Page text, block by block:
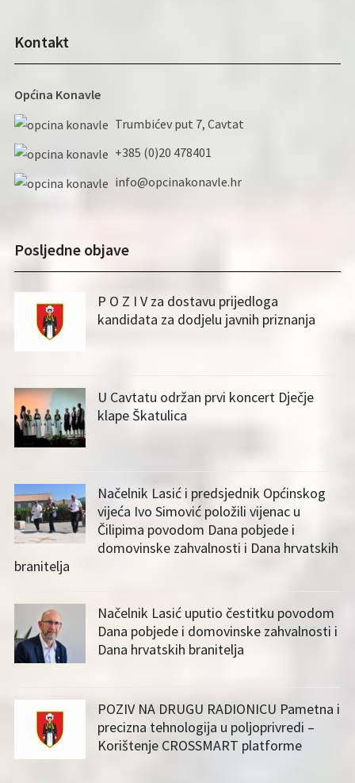
Kontakt
Općina Konavle
Trumbićev put 7, Cavtat
+385 (0)20 478401
info@opcinakonavle.hr
Posljedne objave
P O Z I V za dostavu prijedloga
kandidata za dodjelu javnih priznanja
U Cavtatu održan prvi koncert Dječje
klape Škatulica
Načelnik Lasić i predsjednik Općinskog
vijeća Ivo Simović položili vijenac u
Čilipima povodom Dana pobjede i
domovinske zahvalnosti i Dana hrvatskih
branitelja
Načelnik Lasić uputio čestitku povodom
Dana pobjede i domovinske zahvalnosti i
Dana hrvatskih branitelja
POZIV NA DRUGU RADIONICU Pametna i
precizna tehnologija u poljoprivredi –
Korištenje CROSSMART platforme